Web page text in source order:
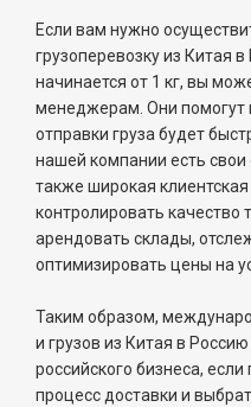
Если вам нужно
грузоперевозку из Китая
начинается от 1 кг, вы
менеджерам. Они помогут
отправки груза будет
нашей компании есть
также широкая
контролировать качество
арендовать склады,
оптимизировать цены на
Таким образом,
и грузов из Китая в
российского бизнеса,
процесс доставки и